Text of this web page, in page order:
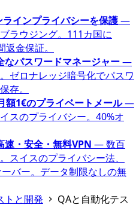
インプライバシーを保護—
ラウジング。111カ国に
金保証。
パスワードマネージャー—
ゼロナレッジ暗号化でパスワ
存。
1€のプライベートメール—
スのプライバシー。40%オ
・安全・無料VPN — 数百
スイスのプライバシー法、
バー。データ制限なしの無
トと開発
QAと自動化テス